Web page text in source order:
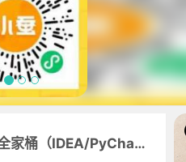
2024最新 Intellij 全家桶（IDEA/PyCharm/WebStorm/...）永久激活教程